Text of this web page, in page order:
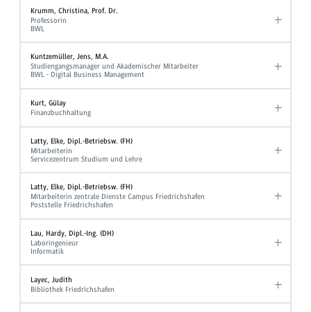
Krumm, Christina, Prof. Dr.
Professorin
BWL
Kuntzemüller, Jens, M.A.
Studiengangsmanager und Akademischer Mitarbeiter
BWL - Digital Business Management
Kurt, Gülay
Finanzbuchhaltung
Latty, Elke, Dipl.-Betriebsw. (FH)
Mitarbeiterin
Servicezentrum Studium und Lehre
Latty, Elke, Dipl.-Betriebsw. (FH)
Mitarbeiterin zentrale Dienste Campus Friedrichshafen
Poststelle Friedrichshafen
Lau, Hardy, Dipl.-Ing. (DH)
Laboringenieur
Informatik
Layec, Judith
Bibliothek Friedrichshafen